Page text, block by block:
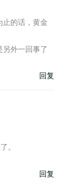
止的话，黄金
外一回事了
回复
。
回复